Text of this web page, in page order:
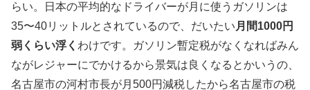
らい。日本の平均的なドライバーが月に使うガソリンは
35〜40リットルとされているので、だいたい 月間1000円
弱くらい浮く わけです。ガソリン暫定税がなくなればみん
ながレジャーにでかけるから景気は良くなるとかいうの、
名古屋市の河村市長が月500円減税したから名古屋市の税